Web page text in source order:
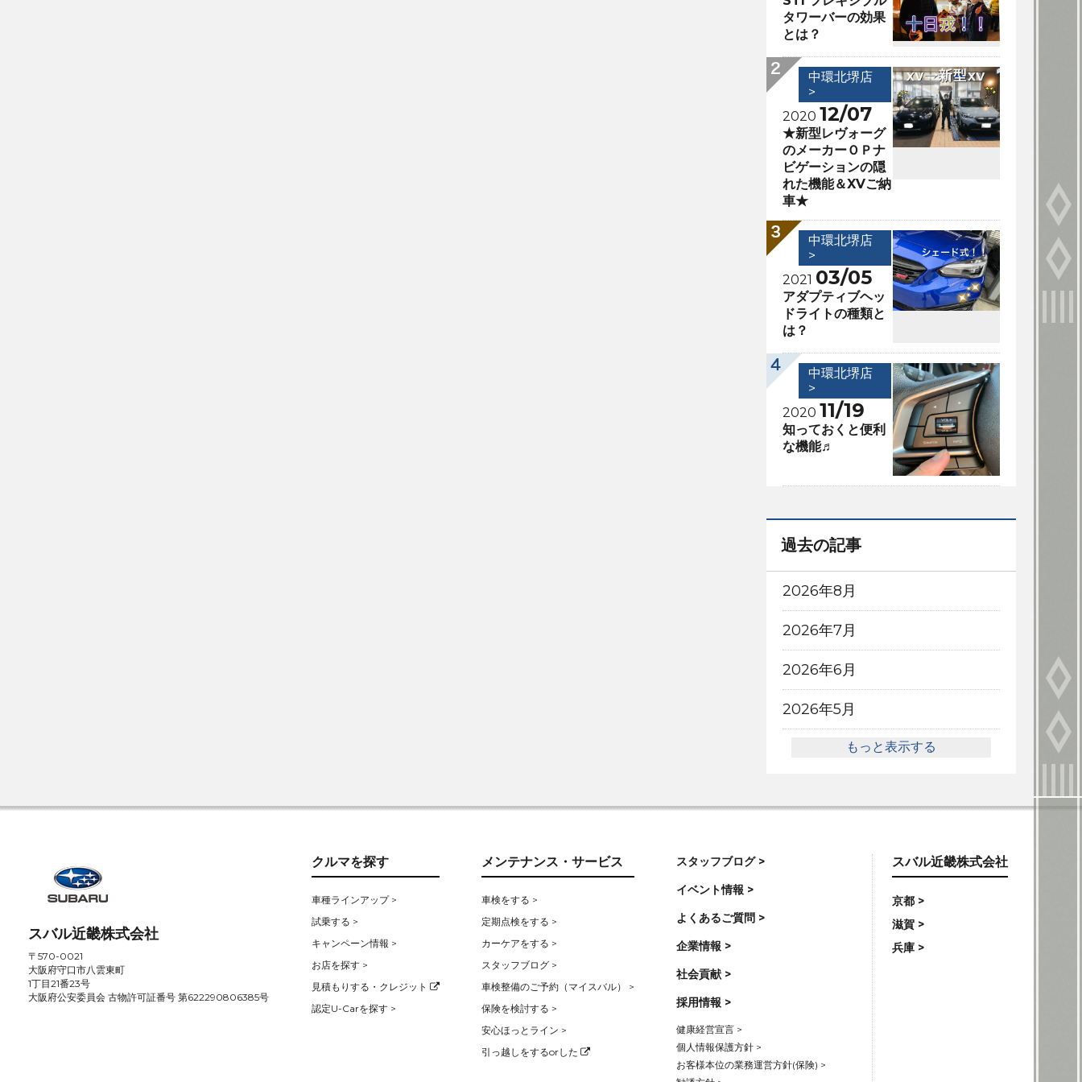
タワーバーの効果
とは？
中環北堺店
>
2020 12/07
★新型レヴォーグ
のメーカーＯＰナ
ビゲーションの隠
れた機能＆XVご納
車★
中環北堺店
>
2021 03/05
アダプティブヘッ
ドライトの種類と
は？
中環北堺店
>
2020 11/19
知っておくと便利
な機能♬
過去の記事
2026年8月
2026年7月
2026年6月
2026年5月
もっと表示する
スバル近畿株式会社
〒570-0021
大阪府守口市八雲東町
1丁目21番23号
大阪府公安委員会 古物許可証番号 第622290806385号
クルマを探す
車種ラインアップ >
試乗する >
キャンペーン情報 >
お店を探す >
見積もりする・クレジット
認定U-Carを探す >
メンテナンス・サービス
車検をする >
定期点検をする >
カーケアをする >
スタッフブログ >
車検整備のご予約（マイスバル） >
保険を検討する >
安心ほっとライン >
引っ越しをするorした
スタッフブログ >
イベント情報 >
よくあるご質問 >
企業情報 >
社会貢献 >
採用情報 >
健康経営宣言 >
個人情報保護方針 >
お客様本位の業務運営方針(保険) >
スバル近畿株式会社
京都 >
滋賀 >
兵庫 >